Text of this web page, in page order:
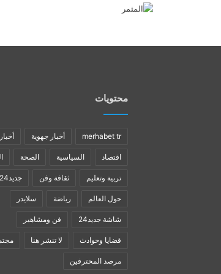
محتويات
merhabet tr أخبار جهوية
اقتصاد السياسية الصحة
تربية وتعليم ثقافة وفن جديد24
حول العالم رياضة سلايدر
شاشة جديد24 فن ومشاهير
قضايا وحوادث لا تنشر هنا
مرصد المحترفين